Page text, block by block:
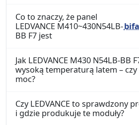
Co to znaczy, że panel
LEDVANCE M410~430N54LB-
BB F7 jest
Jak LEDVANCE M430 N54LB-BB
wysoką temperaturą latem –
moc?
Czy LEDVANCE to sprawdzony
i gdzie produkuje te moduły?